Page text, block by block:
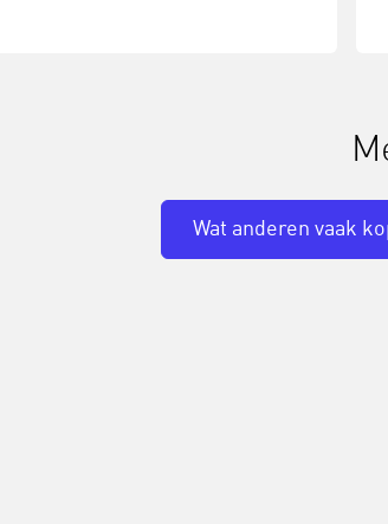
Wat anderen vaak